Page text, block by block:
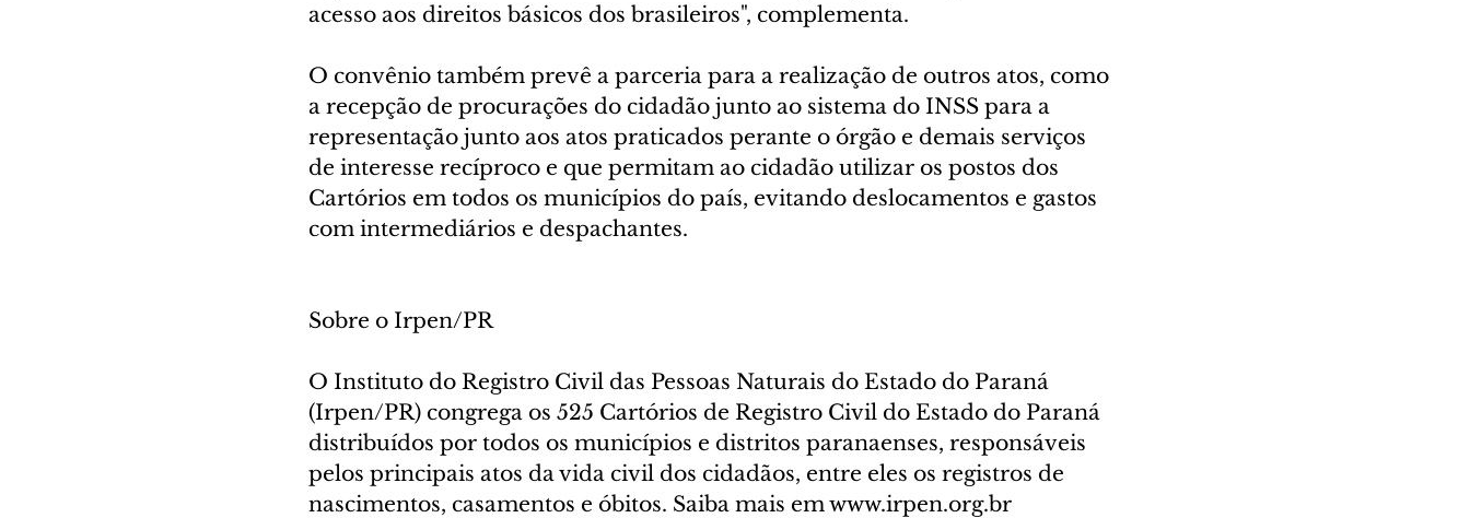
acesso aos direitos básicos dos brasileiros", complementa.
O convênio também prevê a parceria para a realização de outros atos, como
a recepção de procurações do cidadão junto ao sistema do INSS para a
representação junto aos atos praticados perante o órgão e demais serviços
de interesse recíproco e que permitam ao cidadão utilizar os postos dos
Cartórios em todos os municípios do país, evitando deslocamentos e gastos
com intermediários e despachantes.
Sobre o Irpen/PR
O Instituto do Registro Civil das Pessoas Naturais do Estado do Paraná
(Irpen/PR) congrega os 525 Cartórios de Registro Civil do Estado do Paraná
distribuídos por todos os municípios e distritos paranaenses, responsáveis
pelos principais atos da vida civil dos cidadãos, entre eles os registros de
nascimentos, casamentos e óbitos. Saiba mais em www.irpen.org.br